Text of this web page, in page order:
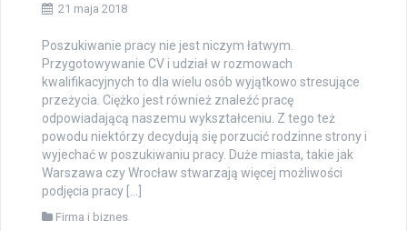
21 maja 2018
Poszukiwanie pracy nie jest niczym łatwym.
Przygotowywanie CV i udział w rozmowach
kwalifikacyjnych to dla wielu osób wyjątkowo stresujące
przeżycia. Ciężko jest również znaleźć pracę
odpowiadającą naszemu wykształceniu. Z tego też
powodu niektórzy decydują się porzucić rodzinne strony i
wyjechać w poszukiwaniu pracy. Duże miasta, takie jak
Warszawa czy Wrocław stwarzają więcej możliwości
podjęcia pracy […]
Firma i biznes